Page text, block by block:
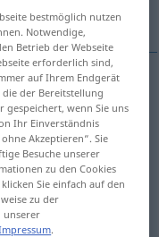
Lehrmeinung
bestmöglich nutzen
Notwendige,
Betrieb der Webseite
erforderlich sind,
auf Ihrem Endgerät
der Bereitstellung
wenn Sie uns
Ihr Einverständnis
Akzeptieren“. Sie
Besuche unserer
zu den Cookies
Sie einfach auf den
zu der
unserer
.